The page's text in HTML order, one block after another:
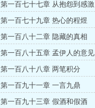
第一百七十七章 从抱怨到感激
第一百七十九章 热心的程煜
第一百八十二章 隐藏的真相
第一百八十五章 孟伊人的意见
第一百八十八章 两笔积分
第一百九十一章 一言九鼎
第一百九十三章 假酒和假酒